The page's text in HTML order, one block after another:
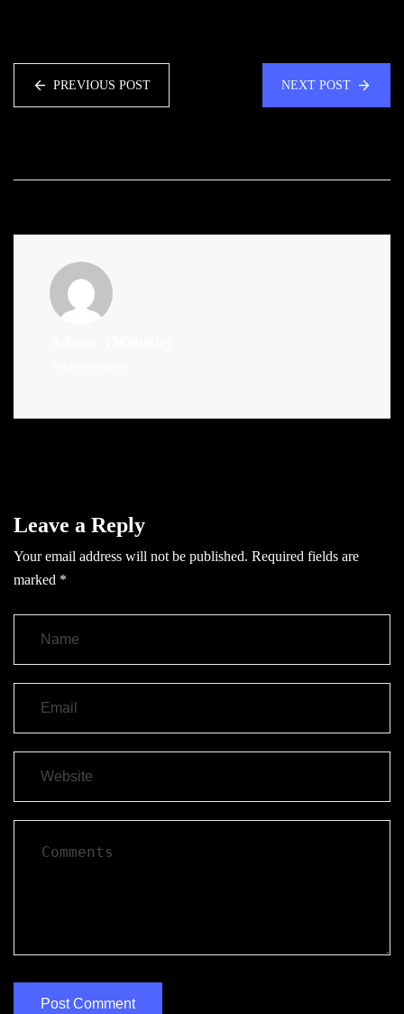
PREVIOUS POST NEXT POST
Leave a Reply
Your email address will not be published. Required fields are
marked *